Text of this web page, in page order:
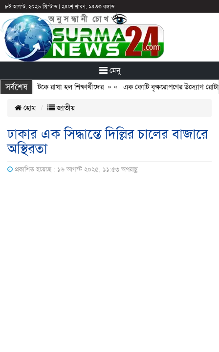
৮ই আগস্ট, ২০২৬ খ্রিস্টাব্দ| ২৪শে শ্রাবণ, ১৪৩৩ বঙ্গাব্দ
মেনু
সর্বশেষ
পরও আটকে রাখা হল শিক্ষার্থীদের» « এক কোটি বৃক্ষরোপণের উদ্যোগ রোটারি
হোম জাতীয়
ঢাকার এক সিদ্ধান্তে দিল্লির চালের বাজারে
অস্থিরতা
প্রকাশিত হয়েছে : ১৬ আগস্ট ২০২৫, ১১:৫৩ অপরাহ্ণ